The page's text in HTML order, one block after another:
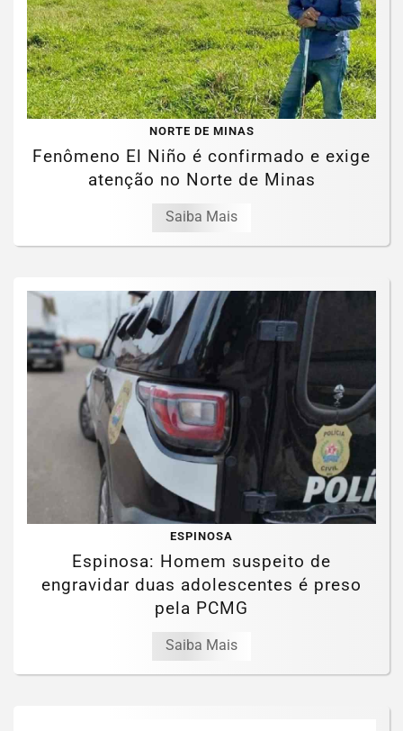
NORTE DE MINAS
Fenômeno El Niño é confirmado e exige
atenção no Norte de Minas
Saiba Mais
ESPINOSA
Espinosa: Homem suspeito de
engravidar duas adolescentes é preso
pela PCMG
Saiba Mais